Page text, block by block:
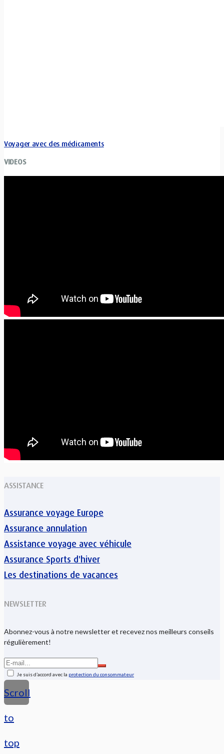
Voyager avec des médicaments
VIDEOS
ASSISTANCE
Assurance voyage Europe
Assurance annulation
Assistance voyage avec véhicule
Assurance Sports d'hiver
Les destinations de vacances
NEWSLETTER
Abonnez-vous à notre newsletter et recevez nos meilleurs conseils
régulièrement!
Je suis d’accord avec la protection du consommateur
Scroll
to
top